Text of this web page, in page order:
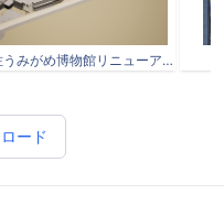
日和佐うみがめ博物館リニューアルパース図（予定）.png
ード